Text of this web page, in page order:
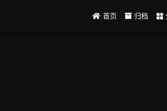
首页 归档